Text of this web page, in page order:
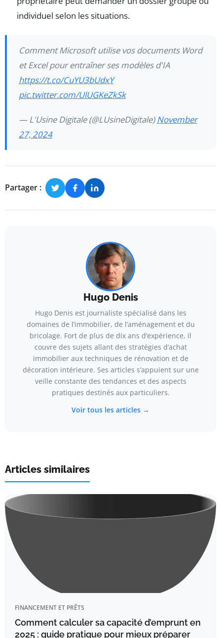
individuel selon les situations.
Comment Microsoft utilise vos documents Word
et Excel pour entraîner ses modèles d'IA
https://t.co/CuYU3bUdxY
pic.twitter.com/UlUGKeZkSk
— L'Usine Digitale (@LUsineDigitale)November
27, 2024
Partager :
Hugo Denis
Hugo Denis est journaliste spécialisé dans les
domaines de l’immobilier, de l’aménagement et du
bricolage. Fort de plus de dix ans d’expérience, il
couvre des sujets allant des stratégies d’achat
immobilier aux techniques de rénovation et de
décoration intérieure. Ses articles s’appuient sur une
veille constante des tendances et des aspects
pratiques destinés aux particuliers.
Voir tous les articles →
Articles similaires
FINANCEMENT ET PRÊTS
Comment calculer sa capacité d’emprunt en
2025 : guide pratique pour mieux préparer